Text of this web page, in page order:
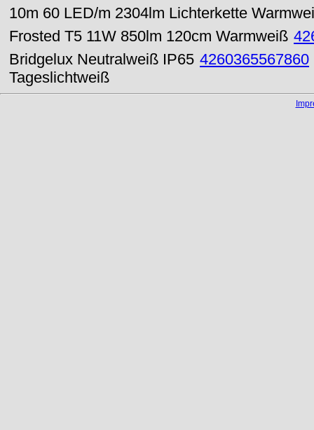
10m 60 LED/m 2304lm Lichterkette
Frosted T5 11W 850lm 120cm Warmweiß
Bridgelux Neutralweiß IP65 4260365567860
Tageslichtweiß